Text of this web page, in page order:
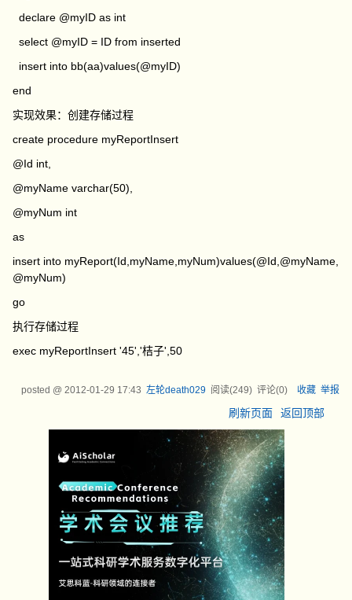
declare @myIDas int
select @myID= IDfrom inserted
insert into bb(aa)values(@myID)
end
实现效果：创建存储过程
create procedure myReportInsert
@Id int
@myNamevarchar(50),
@myNum int
as
insert into myReport(Id myName myNum)values(@Id @myName
@myNum)
go
执行存储过程
exec myReportInsert'45' ,'桔子' ,50
posted @ 2012-01-29 17:43 左轮death029阅读(249) 评论(0) 收藏 举报
刷新页面 返回顶部